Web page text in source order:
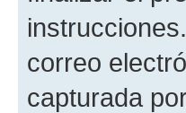
correo
capturada